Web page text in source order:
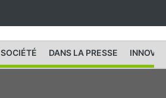
SOCIÉTÉ DANS LA PRESSE